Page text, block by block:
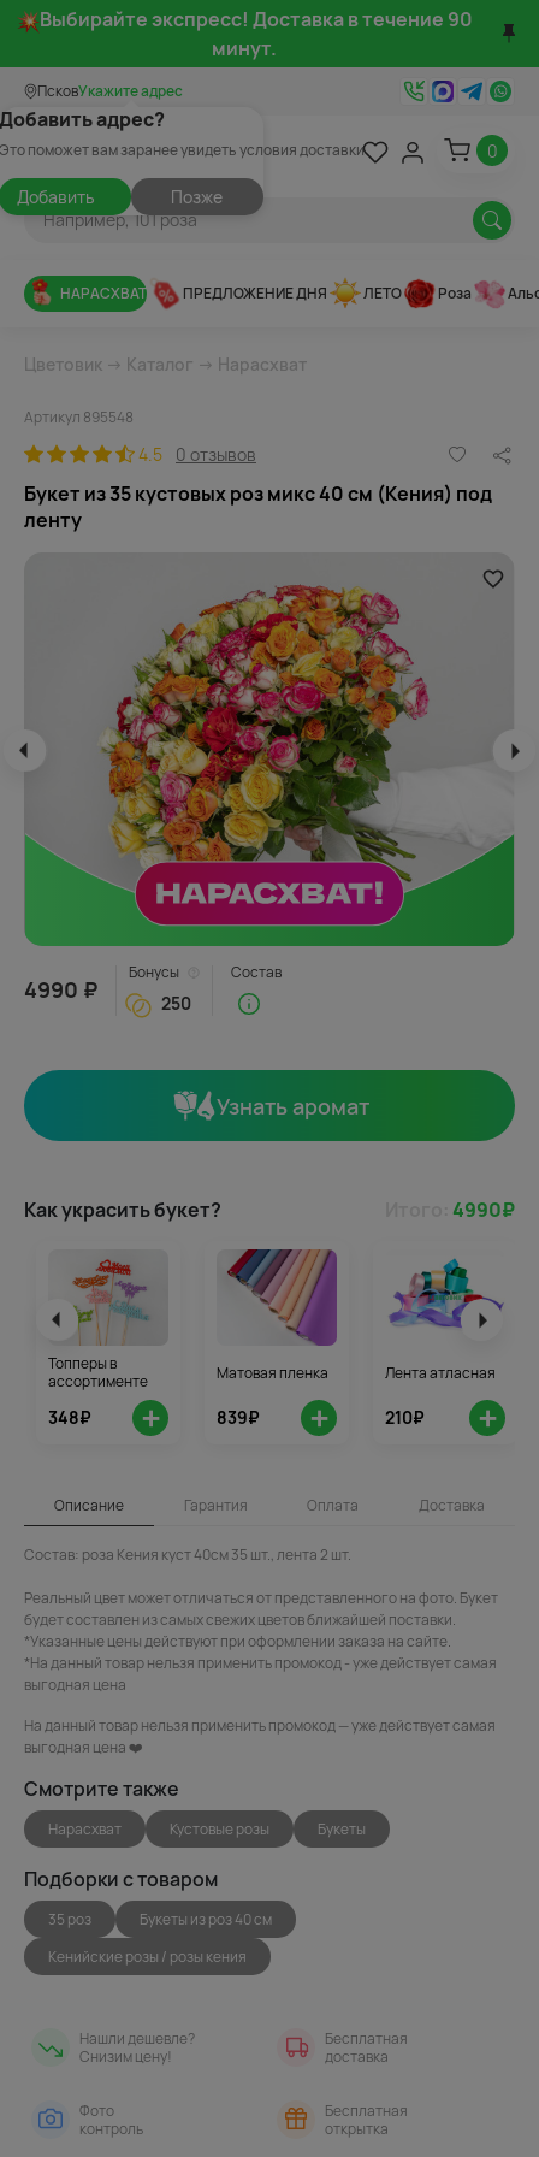
Выбирайте экспресс! Доставка в течение 90
минут.
ПсковУкажите адрес
адрес?
поможет вам заранее увидеть условия доставки
Добавить Позже
0
НАРАСХВАТ ПРЕДЛОЖЕНИЕ ДНЯ ЛЕТО Роза
Цветовик → Каталог → Нарасхват
Артикул 895548
4.5 0 отзывов
Букет из 35 кустовых роз микс 40 см (Кения) под
ленту
4990 ₽
Бонусы
250
Состав
Узнать аромат
Как украсить букет? 4990₽
Топперы в
ассортименте
348₽ +
Матовая пленка
839₽ +
Лента атласная
210₽ +
Описание Гарантия Оплата Доставка
Состав: роза Кения куст 40см 35 шт., лента 2 шт.
Реальный цвет может отличаться от представленного на фото. Букет
будет составлен из самых свежих цветов ближайшей поставки.
*Указанные цены действуют при оформлении заказа на сайте.
*На данный товар нельзя применить промокод - уже действует самая
выгодная цена
На данный товар нельзя применить промокод — уже действует самая
выгодная цена ❤️
Смотрите также
Нарасхват Кустовые розы Букеты
Подборки с товаром
35 роз
Букеты из роз 40 см
Кенийские розы / розы кения
Нашли дешевле?
Снизим цену!
Бесплатная
доставка
Фото
контроль
Бесплатная
открытка